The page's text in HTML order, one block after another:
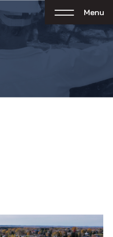
Menu